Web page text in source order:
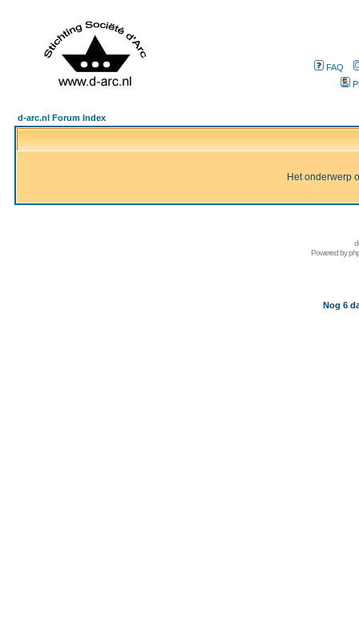
FAQ
d-arc.nl Forum Index
Het onderwerp
Powered by
Nog 6